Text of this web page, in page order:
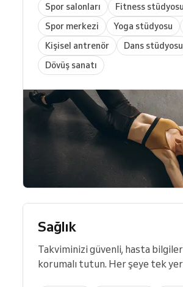
Spor salonları
Fitness stüdyosu
Spor merkezi
Yoga stüdyosu
Kişisel antrenör
Dans stüdyosu
Dövüş sanatı
Sağlık
Takviminizi güvenli, hasta
korumalı tutun. Her şeye tek